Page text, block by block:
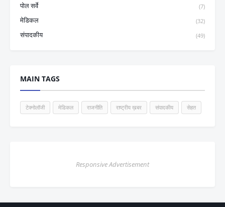
पोल सर्वे (7)
मेडिकल (32)
संपादकीय (49)
MAIN TAGS
टेक्नोलॉजी मेडिकल राजनीति राष्ट्रीय ख़बर संपादकीय सेहत
Responsive Advertisement